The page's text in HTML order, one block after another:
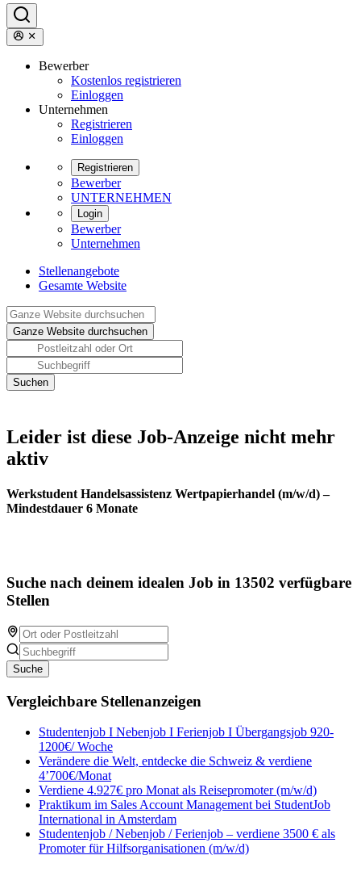
Bewerber
Kostenlos registrieren
Einloggen
Unternehmen
Registrieren
Einloggen
Registrieren
Bewerber
UNTERNEHMEN
Login
Bewerber
Unternehmen
Stellenangebote
Gesamte Website
Leider ist diese Job-Anzeige nicht mehr
aktiv
Werkstudent Handelsassistenz Wertpapierhandel (m/w/d) –
Mindestdauer 6 Monate
Suche nach deinem idealen Job in 13502 verfügbare
Stellen
Suche
Vergleichbare Stellenanzeigen
Studentenjob I Nebenjob I Ferienjob I Übergangsjob 920-
1200€/ Woche
Verändere die Welt, entdecke die Schweiz & verdiene
4’700€/Monat
Verdiene 4.927€ pro Monat als Reisepromoter (m/w/d)
Praktikum im Sales Account Management bei StudentJob
International in Amsterdam
Studentenjob / Nebenjob / Ferienjob – verdiene 3500 € als
Promoter für Hilfsorganisationen (m/w/d)